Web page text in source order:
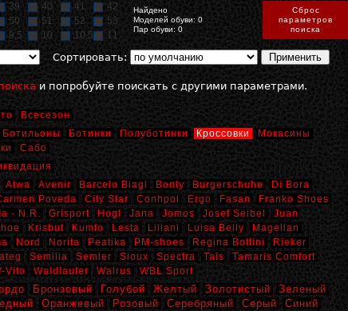
39 40 41
42
50 51 52
53
9,5 10 10,5 11
Найдено
Моделей обуви: 0
Пар обуви: 0
Сброс
параметров
поиска
Сортировать:
и попробуйте поискать с другими параметрами.
Всесезон
Ботильоны Ботинки Полуботинки Кроссовки
Мокасины
Сабо
Atwa Avenir Barcelo Biagi Bonty Burgerschuhe
Di Bora
Poveda City Star Conhpol Ergo Fasan
Franko Shoes
- N.R. Grisport Hogl Jana Jomos Josef Seibel
Juan
Krisbut Kumfo Lesta Liliani Luisa Belly
Magellan
Nord Norita Peatika PM-shoes Regina Bottini
Rieker
Semilia Semler Sioux Spectra Tais
Tamaris Comfort
Vito Waldlaufer Walrus WBL Sport
Бронзовый Голубой Желтый Золотистый
Зеленый
Оранжевый Розовый Серебряный Серый
Синий